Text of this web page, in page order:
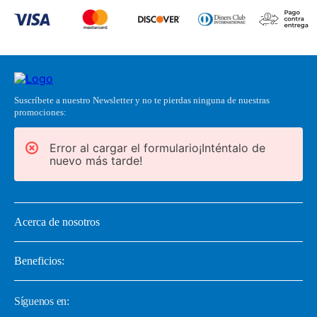
Horarios
Lunes-Viernes 7:30 a 21:00, Sábado 8:30 a 20:00, Domingo
WhatsApp:
Suscríbete a nuestro Newsletter y no te pierdas ninguna de nuestras
promociones:
Error al cargar el formulario¡Inténtalo de
nuevo más tarde!
Acerca de nosotros
Beneficios:
Síguenos en: